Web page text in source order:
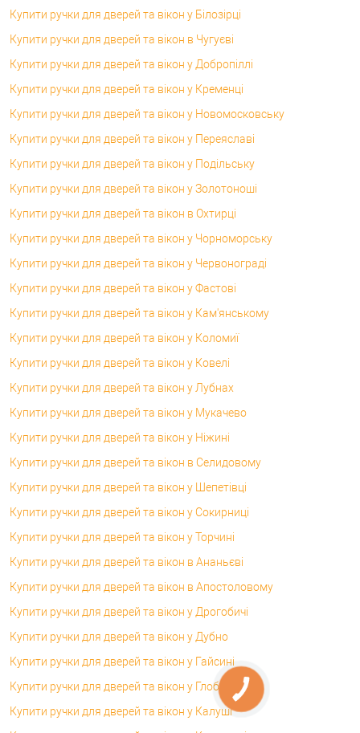
Купити ручки для дверей та вікон у Білозірці
Купити ручки для дверей та вікон в Чугуєві
Купити ручки для дверей та вікон у Добропіллі
Купити ручки для дверей та вікон у Кременці
Купити ручки для дверей та вікон у Новомосковську
Купити ручки для дверей та вікон у Переяславі
Купити ручки для дверей та вікон у Подільську
Купити ручки для дверей та вікон у Золотоноші
Купити ручки для дверей та вікон в Охтирці
Купити ручки для дверей та вікон у Чорноморську
Купити ручки для дверей та вікон у Червонограді
Купити ручки для дверей та вікон у Фастові
Купити ручки для дверей та вікон у Кам'янському
Купити ручки для дверей та вікон у Коломиї
Купити ручки для дверей та вікон у Ковелі
Купити ручки для дверей та вікон у Лубнах
Купити ручки для дверей та вікон у Мукачево
Купити ручки для дверей та вікон у Ніжині
Купити ручки для дверей та вікон в Селидовому
Купити ручки для дверей та вікон у Шепетівці
Купити ручки для дверей та вікон у Сокирниці
Купити ручки для дверей та вікон у Торчині
Купити ручки для дверей та вікон в Ананьєві
Купити ручки для дверей та вікон в Апостоловому
Купити ручки для дверей та вікон у Дрогобичі
Купити ручки для дверей та вікон у Дубно
Купити ручки для дверей та вікон у Гайсині
Купити ручки для дверей та вікон у Глобиному
Купити ручки для дверей та вікон у Калуші